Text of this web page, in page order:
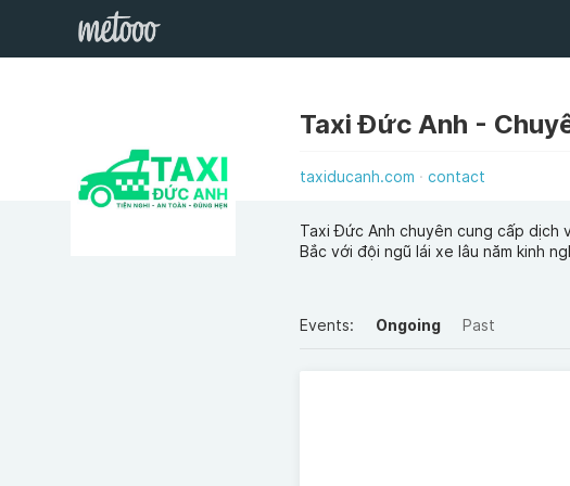
taxiducanh.com contact
Taxi Đức Anh chuyên cung cấp dịch
Bắc với đội ngũ lái xe lâu năm kinh
Events: Ongoing Past